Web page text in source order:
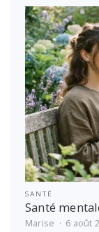
SANTÉ
Santé
Marise 6 août